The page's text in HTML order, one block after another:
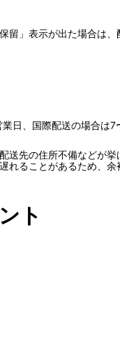
留」表示が出た場合は
日、国際配送の場合は
送先の住所不備などが
ることがあるため、余
ト